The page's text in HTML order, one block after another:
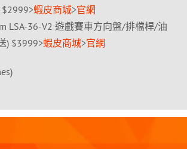
蝦皮商城>官網
LSA-36-V2 遊戲賽車方向盤/排檔桿/油
) $3999>蝦皮商城>官網